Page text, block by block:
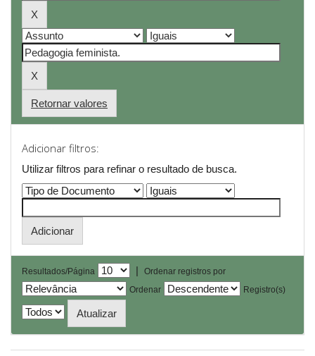
Retornar valores
Adicionar filtros:
Utilizar filtros para refinar o resultado de busca.
Resultados/Página |
Ordenar registros por
Ordenar
Registro(s)